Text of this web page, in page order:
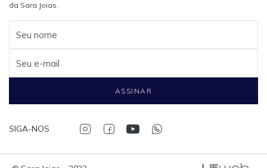
da Sara Joias.
Seu nome
Seu e-mail
ASSINAR
SIGA-NOS